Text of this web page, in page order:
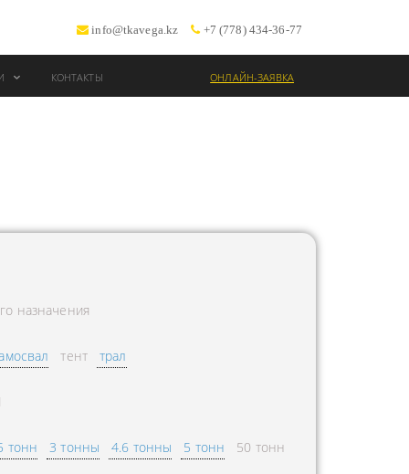
info@tkavega.kz +7 (778) 434-36-77
КОНТАКТЫ ОНЛАЙН-ЗАЯВКА
назначения
тент трал
тонн 3 тонны 4.6 тонны 5 тонн
50 тонн